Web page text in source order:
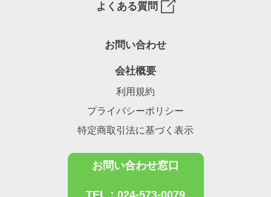
よくある質問
お問い合わせ
会社概要
利用規約
プライバシーポリシー
特定商取引法に基づく表示
お問い合わせ窓口